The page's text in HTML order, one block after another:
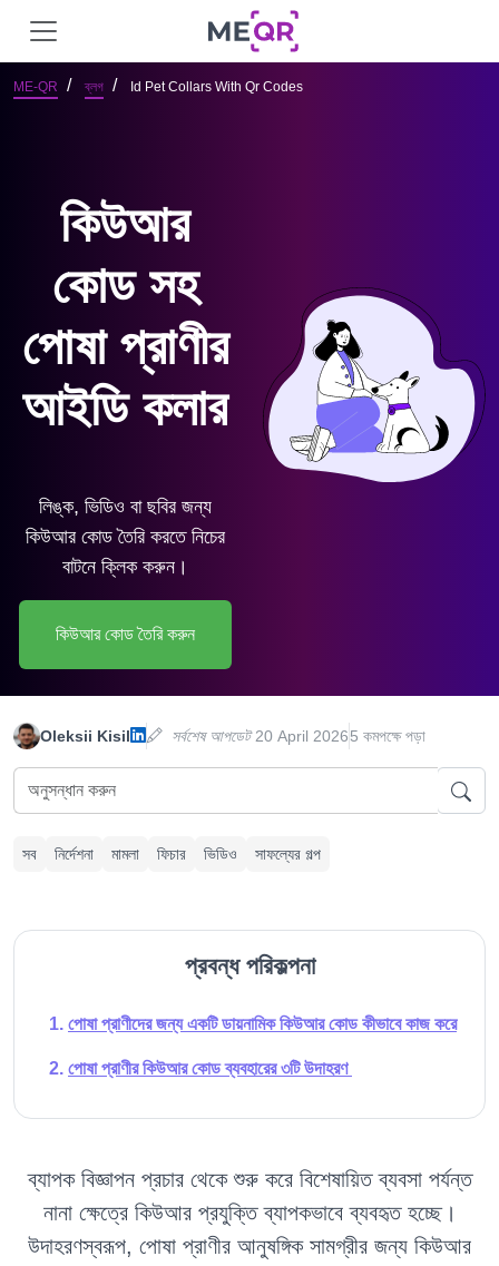
ME-QR ব্লগ Id Pet Collars With Qr Codes
কিউআর
কোড সহ
পোষা প্রাণীর
আইডি কলার
লিঙ্ক, ভিডিও বা ছবির জন্য
কিউআর কোড তৈরি করতে নিচের
বাটনে ক্লিক করুন।
কিউআর কোড তৈরি করুন
Oleksii Kisil সর্বশেষ আপডেট20 April 20265 কমপক্ষে পড়া
সব নির্দেশনা মামলা ফিচার ভিডিও সাফল্যের গল্প
প্রবন্ধ পরিকল্পনা
পোষা প্রাণীদের জন্য একটি ডায়নামিক কিউআর কোড কীভাবে কাজ করে
পোষা প্রাণীর কিউআর কোড ব্যবহারের ৩টি উদাহরণ
ব্যাপক বিজ্ঞাপন প্রচার থেকে শুরু করে বিশেষায়িত ব্যবসা পর্যন্ত
নানা ক্ষেত্রে কিউআর প্রযুক্তি ব্যাপকভাবে ব্যবহৃত হচ্ছে।
উদাহরণস্বরূপ, পোষা প্রাণীর আনুষঙ্গিক সামগ্রীর জন্য কিউআর